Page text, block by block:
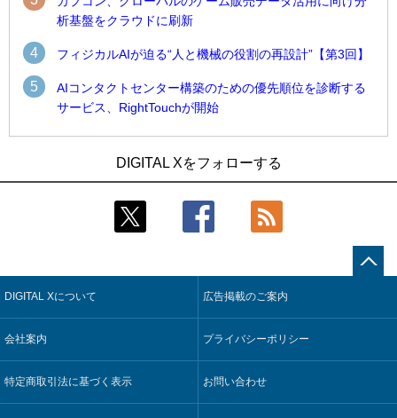
析基盤をクラウドに刷新
4 フィジカルAIが迫る“人と機械の役割の再設計”【第3回】
5
AIコンタクトセンター構築のための優先順位を診断する
サービス、RightTouchが開始
技術を使う抽出方法の研究開始
Umios、消費者起点の販売計画策定に向けたAIシステムを本格
4
【COMPUTEX 2026：Arm編】チップ自社製造で鍵を握る台
5 フィジカルAIが迫る“人と機械の役割の再設計”【第3回】
合基盤を本格稼働
鹿島建設、鋼管柱へのコンクリート充填時の異常を検出する
AIを遠隔監視システムに実装
4
そもそも今の仕事はAIエージェントを求めているのか【第25
5
製造業の現場の暗黙知を組織横断で活用するためのナレッジ
管理基盤、LIGHTzが提供
DIGITAL Xをフォローする
DIGITAL Xについて 広告掲載のご案内
会社案内 プライバシーポリシー
特定商取引法に基づく表示 お問い合わせ